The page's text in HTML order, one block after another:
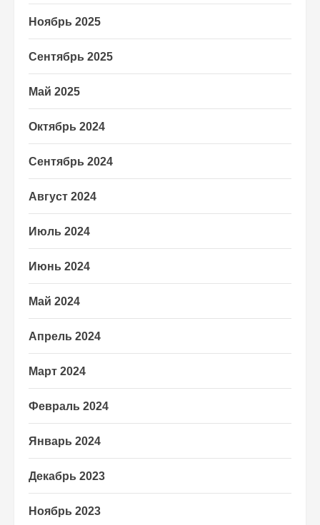
Ноябрь 2025
Сентябрь 2025
Май 2025
Октябрь 2024
Сентябрь 2024
Август 2024
Июль 2024
Июнь 2024
Май 2024
Апрель 2024
Март 2024
Февраль 2024
Январь 2024
Декабрь 2023
Ноябрь 2023